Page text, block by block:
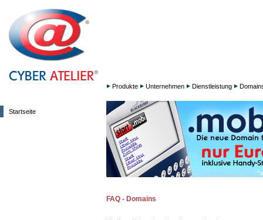
Startseite
Produkte Unternehmen Dienstleistung
FAQ - Domains